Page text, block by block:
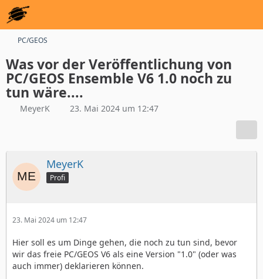
PC/GEOS
Was vor der Veröffentlichung von
PC/GEOS Ensemble V6 1.0 noch zu
tun wäre....
MeyerK 23. Mai 2024 um 12:47
MeyerK
Profi
23. Mai 2024 um 12:47
Hier soll es um Dinge gehen, die noch zu tun sind, bevor
wir das freie PC/GEOS V6 als eine Version "1.0" (oder was
auch immer) deklarieren können.